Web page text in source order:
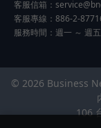
客服信箱：
客服專線：886-2-
服務時間：週一 ～ 週
© 2026 Business
106